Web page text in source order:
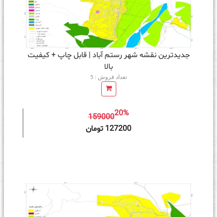
جدیدترین نقشه شهر رستم آباد | قابل چاپ + کیفیت
بالا
تعداد فروش : 5
15900020%
127200 تومان